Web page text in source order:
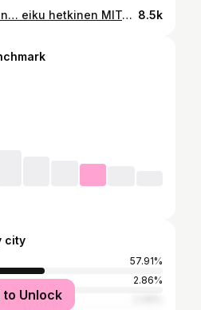
Mulla on treffit tänään… eiku hetkinen MITÄ?! 🫠😂 8.5k
city
57.91%
2.86%
Unlock